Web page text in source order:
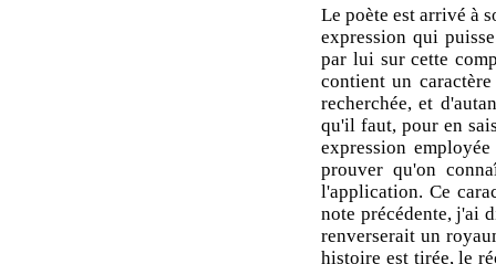
Le poète est arrivé à
expression qui
par lui sur cette
contient un
recherchée, et
qu'il faut, pour en
expression
prouver qu'on
l'application. Ce
note précédente, j'ai
renverserait un
histoire est tirée, le